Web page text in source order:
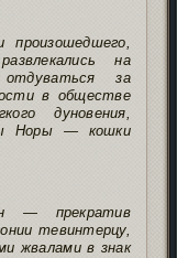
на
за
в обществе
дуновения,
Норы — кошки
— прекратив
тевинтерцу,
жвалами в знак